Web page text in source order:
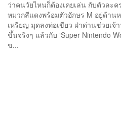
ว่าคนวัยไหนก็ต้องเคยเล่น กับตัวละ
หมวกสีแดงพร้อมตัวอักษร M อยู่ด้าน
เหรียญ มุดลงท่อเขียว ฝ่าด่านช่วยเจ้
ขึ้นจริงๆ แล้วกับ ‘Super Nintendo
ข...